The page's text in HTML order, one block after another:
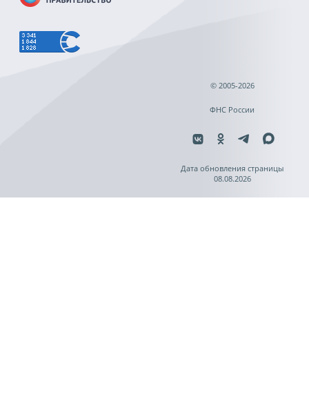
© 2005-2026
ФНС России
Дата обновления страницы
08.08.2026